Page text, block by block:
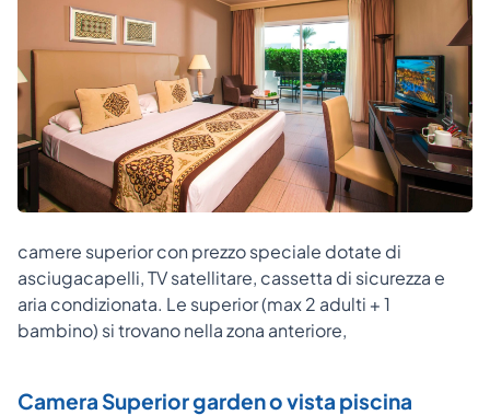
camere superior con prezzo speciale dotate di
asciugacapelli, TV satellitare, cassetta di sicurezza e
aria condizionata. Le superior (max 2 adulti + 1
bambino) si trovano nella zona anteriore,
Camera Superior garden o vista piscina